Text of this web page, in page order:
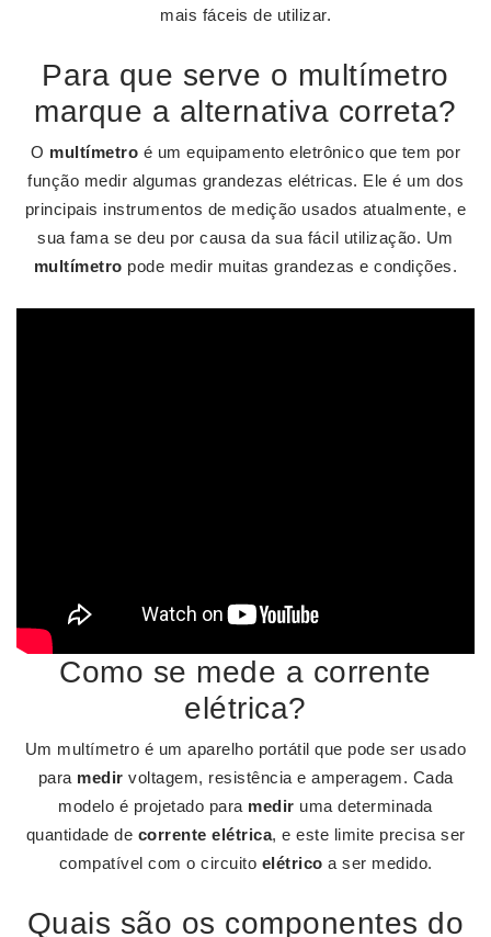
mais fáceis de utilizar.
Para que serve o multímetro
marque a alternativa correta?
O multímetro é um equipamento eletrônico que tem por
função medir algumas grandezas elétricas. Ele é um dos
principais instrumentos de medição usados atualmente, e
sua fama se deu por causa da sua fácil utilização. Um
multímetro pode medir muitas grandezas e condições.
Como se mede a corrente
elétrica?
Um multímetro é um aparelho portátil que pode ser usado
para medir voltagem, resistência e amperagem. Cada
modelo é projetado para medir uma determinada
quantidade de corrente elétrica, e este limite precisa ser
compatível com o circuito elétrico a ser medido.
Quais são os componentes do